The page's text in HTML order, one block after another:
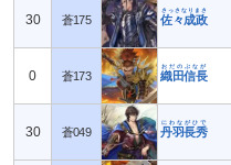
30 蒼175 佐々成政
さっさなりまさ
0 蒼173 織田信長
おだのぶなが
30 蒼049 丹羽長秀
にわながひで